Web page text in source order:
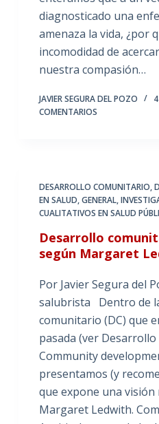
diagnosticado una
amenaza la vida, ¿por
incomodidad de
nuestra compasión…
JAVIER SEGURA DEL POZO
COMENTARIOS
DESARROLLO COMUNITARIO,
EN SALUD,GENERAL,
CUALITATIVOS EN SALUD
Desarrollo
según Margaret
Por Javier Segura del
salubrista Dentro de
comunitario (DC) que
pasada (ver
Community
presentamos (y
que expone una visión
Margaret Ledwith.